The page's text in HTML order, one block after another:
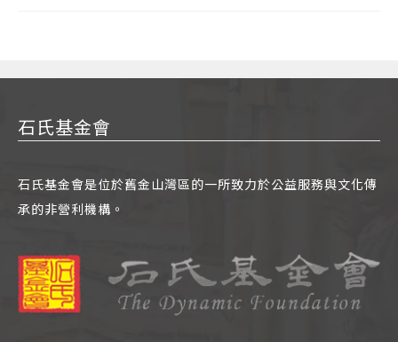
石氏基金會
石氏基金會是位於舊金山灣區的一所致力於公益服務與文化傳
承的非營利機構。